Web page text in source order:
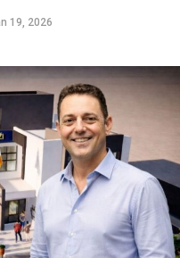
19, 2026